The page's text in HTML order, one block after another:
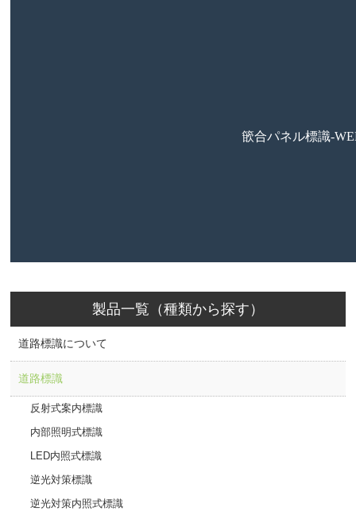
製品一覧（種類から探す）
道路標識について
道路標識
反射式案内標識
内部照明式標識
LED内照式標識
逆光対策標識
逆光対策内照式標識